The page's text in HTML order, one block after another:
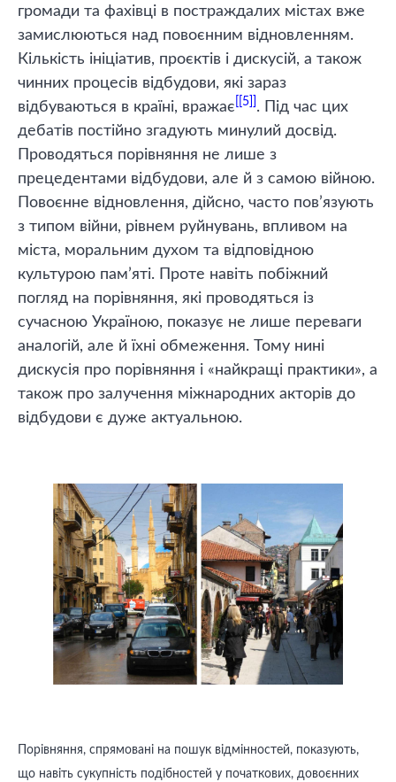
громади та фахівці в постраждалих містах вже
замислюються над повоєнним відновленням.
Кількість ініціатив, проєктів і дискусій, а також
чинних процесів відбудови, які зараз
відбуваються в країні, вражає
[5]
. Під час цих
дебатів постійно згадують минулий досвід.
Проводяться порівняння не лише з
прецедентами відбудови, але й з самою війною.
Повоєнне відновлення, дійсно, часто пов’язують
з типом війни, рівнем руйнувань, впливом на
міста, моральним духом та відповідною
культурою пам’яті. Проте навіть побіжний
погляд на порівняння, які проводяться із
сучасною Україною, показує не лише переваги
аналогій, але й їхні обмеження. Тому нині
дискусія про порівняння і «найкращі практики», а
також про залучення міжнародних акторів до
відбудови є дуже актуальною.
Порівняння, спрямовані на пошук відмінностей, показують,
що навіть сукупність подібностей у початкових, довоєнних